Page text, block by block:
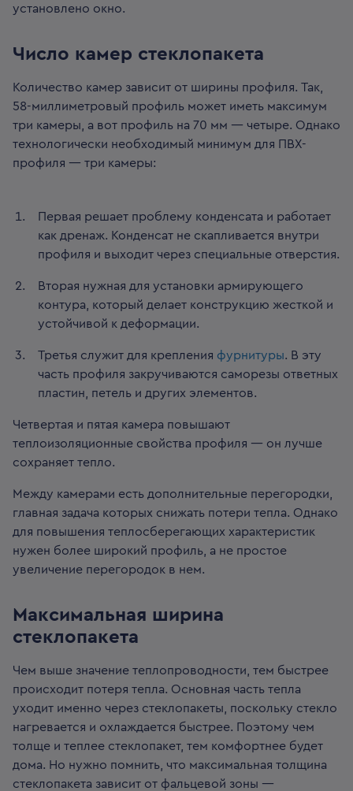
установлено окно.
Число камер стеклопакета
Количество камер зависит от ширины профиля. Так,
58-миллиметровый профиль может иметь максимум
три камеры, а вот профиль на 70 мм — четыре. Однако
технологически необходимый минимум для ПВХ-
профиля — три камеры:
Первая решает проблему конденсата и работает
как дренаж. Конденсат не скапливается внутри
профиля и выходит через специальные отверстия.
Вторая нужная для установки армирующего
контура, который делает конструкцию жесткой и
устойчивой к деформации.
Третья служит для крепления фурнитуры. В эту
часть профиля закручиваются саморезы ответных
пластин, петель и других элементов.
Четвертая и пятая камера повышают
теплоизоляционные свойства профиля — он лучше
сохраняет тепло.
Между камерами есть дополнительные перегородки,
главная задача которых снижать потери тепла. Однако
для повышения теплосберегающих характеристик
нужен более широкий профиль, а не простое
увеличение перегородок в нем.
Максимальная ширина
стеклопакета
Чем выше значение теплопроводности, тем быстрее
происходит потеря тепла. Основная часть тепла
уходит именно через стеклопакеты, поскольку стекло
нагревается и охлаждается быстрее. Поэтому чем
толще и теплее стеклопакет, тем комфортнее будет
дома. Но нужно помнить, что максимальная толщина
стеклопакета зависит от фальцевой зоны —